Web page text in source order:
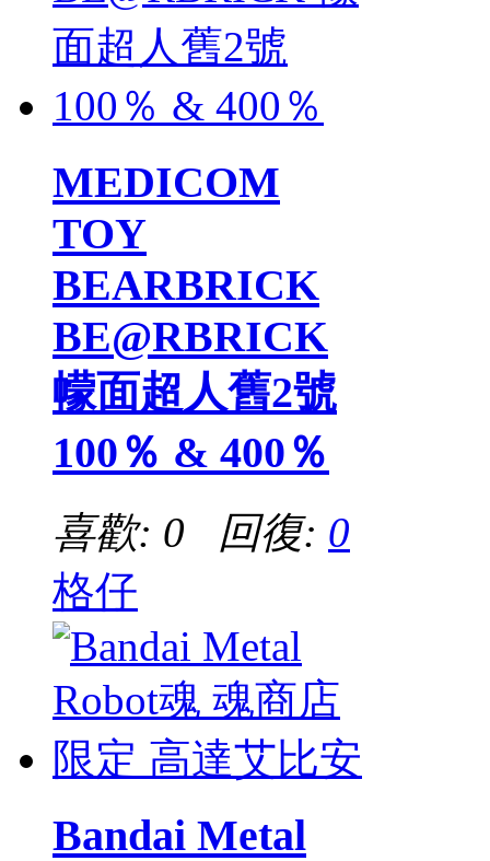
MEDICOM
TOY
BEARBRICK
BE@RBRICK
幪面超人舊2號
100％ & 400％
喜歡: 0 回復: 0
格仔
Bandai Metal